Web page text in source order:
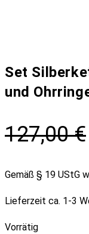
Set
und
127,00€
Gemäß § 19 UStG
Lieferzeit ca. 1-3
Vorrätig